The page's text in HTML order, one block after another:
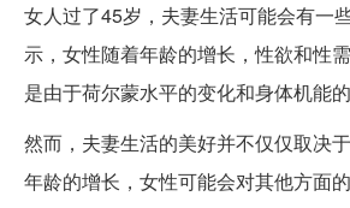
女人过了45岁，夫妻生活可能会有一
示，女性随着年龄的增长，性欲和性
是由于荷尔蒙水平的变化和身体机能的
然而，夫妻生活的美好并不仅仅取决
年龄的增长，女性可能会对其他方面